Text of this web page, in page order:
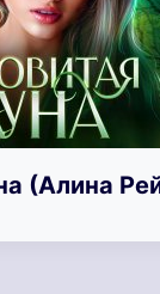
(Алина